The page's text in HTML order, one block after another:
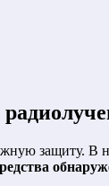
защиту. В